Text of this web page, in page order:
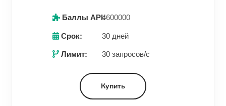
Баллы API:4600000
Срок: 30 дней
Лимит: 30 запросов/с
Купить